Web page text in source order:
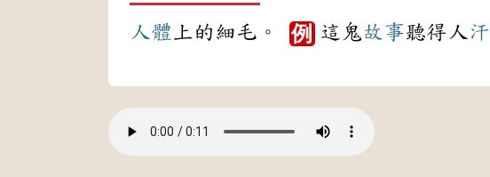
人體 上的細毛。 例 這鬼故事聽得人